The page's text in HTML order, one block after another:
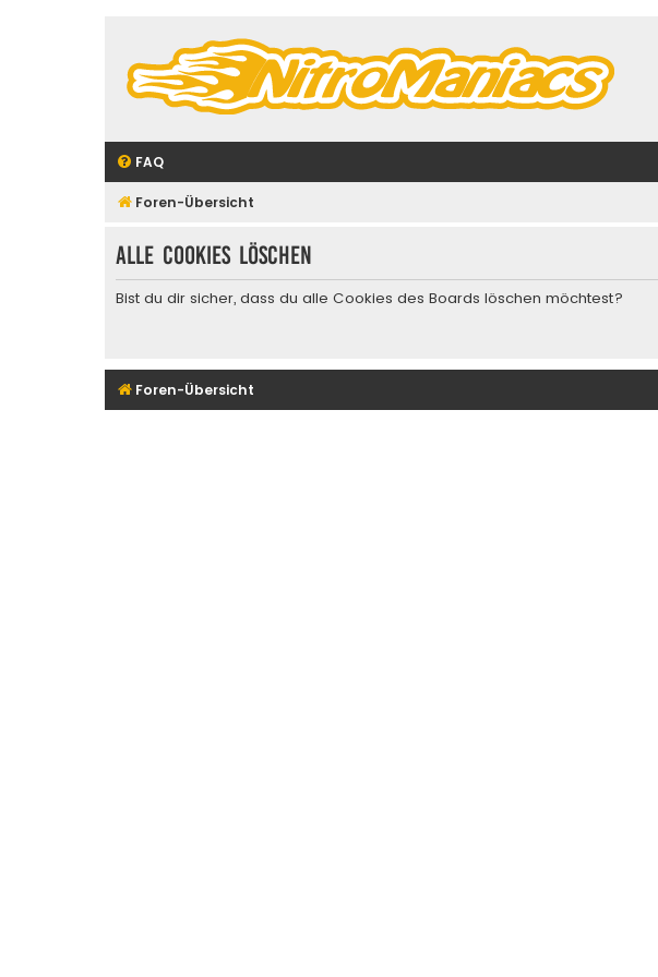
FAQ
Foren-Übersicht
Alle Cookies löschen
Bist du dir sicher, dass du alle Cookies des Boards löschen möchtest?
Foren-Übersicht